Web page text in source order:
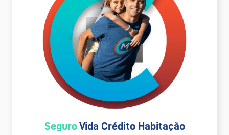
SeguroVida Crédito Habitação